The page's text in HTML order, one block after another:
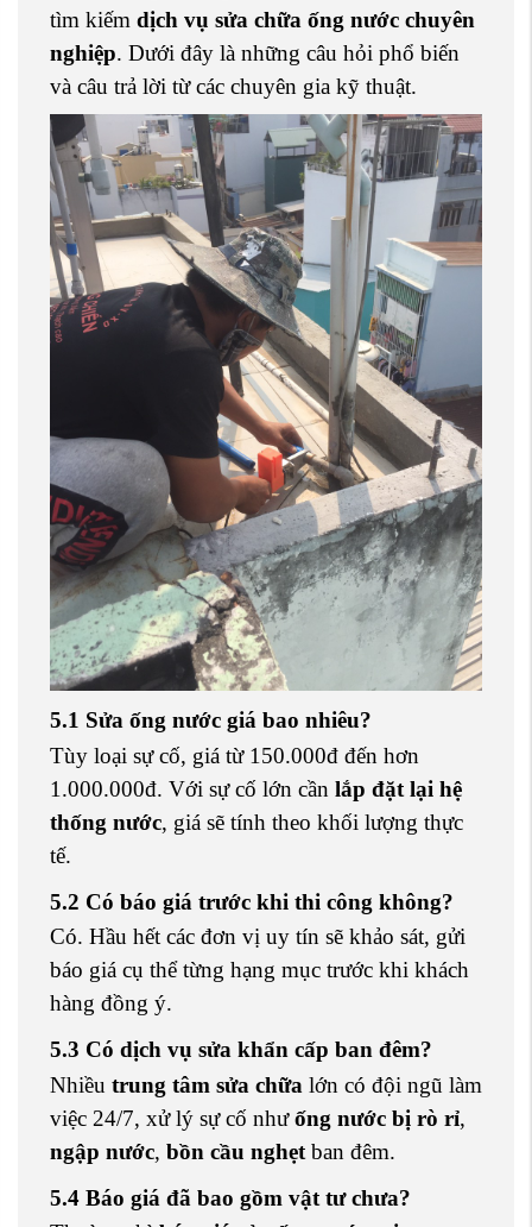
tìm kiếm dịch vụ sửa chữa ống nước chuyên
nghiệp. Dưới đây là những câu hỏi phổ biến
và câu trả lời từ các chuyên gia kỹ thuật.
5.1 Sửa ống nước giá bao nhiêu?
Tùy loại sự cố, giá từ 150.000đ đến hơn
1.000.000đ. Với sự cố lớn cần lắp đặt lại hệ
thống nước, giá sẽ tính theo khối lượng thực
tế.
5.2 Có báo giá trước khi thi công không?
Có. Hầu hết các đơn vị uy tín sẽ khảo sát, gửi
báo giá cụ thể từng hạng mục trước khi khách
hàng đồng ý.
5.3 Có dịch vụ sửa khẩn cấp ban đêm?
Nhiều trung tâm sửa chữa lớn có đội ngũ làm
việc 24/7, xử lý sự cố nhưống nước bị rò rỉ,
ngập nước, bồn cầu nghẹt ban đêm.
5.4 Báo giá đã bao gồm vật tư chưa?